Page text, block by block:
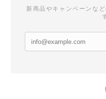
新商品やキャンペーンな